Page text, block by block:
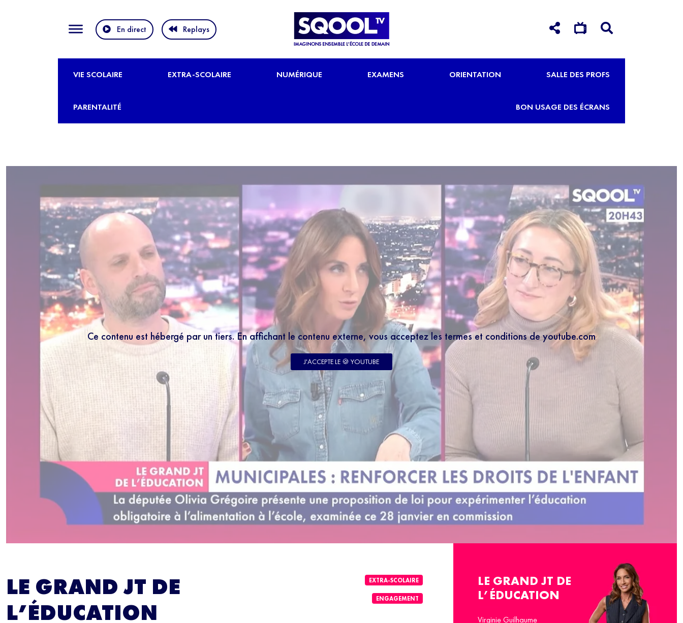
En direct Replays
VIE SCOLAIRE EXTRA-SCOLAIRE NUMÉRIQUE EXAMENS ORIENTATION SALLE DES PROFS
PARENTALITÉ BON USAGE DES ÉCRANS
Ce contenu est hébergé par un tiers. En affichant le contenu externe, vous acceptez les termes et conditions de youtube.com
J'ACCEPTE LE 🍪 YOUTUBE
LE GRAND JT DE
L’ÉDUCATION
EXTRA-SCOLAIRE
ENGAGEMENT
LE GRAND JT DE
L’ÉDUCATION
Virginie Guilhaume